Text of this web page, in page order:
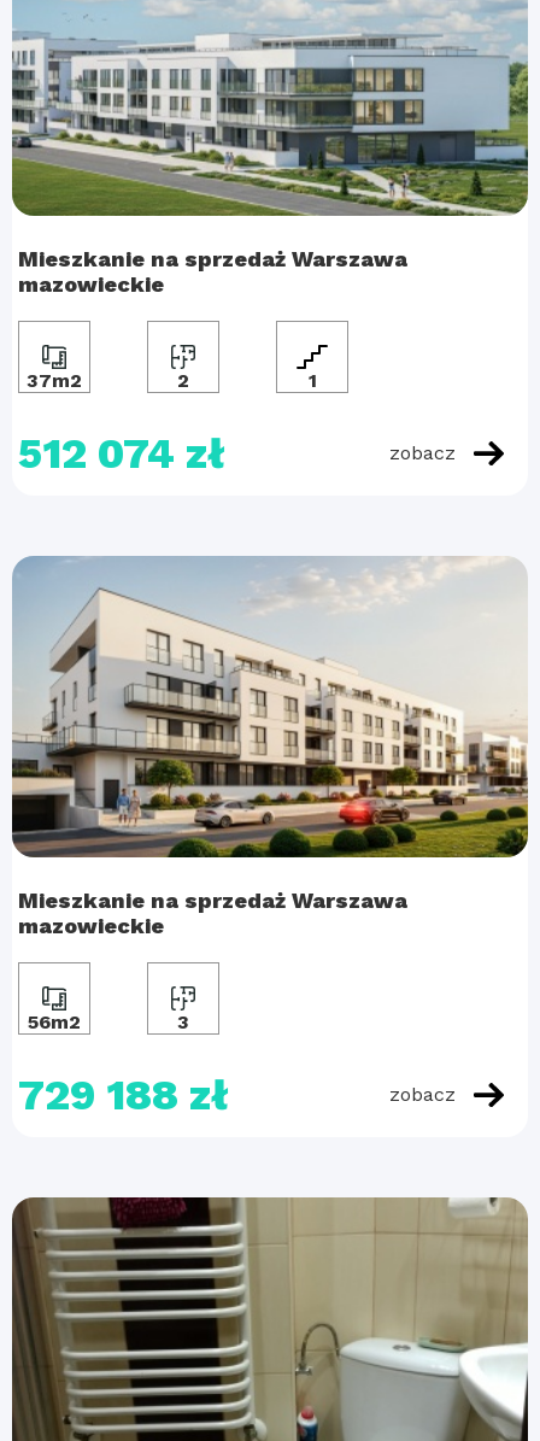
Mieszkanie na sprzedaż Warszawa
mazowieckie
37m2 2 1
512 074 zł zobacz
Mieszkanie na sprzedaż Warszawa
mazowieckie
56m2 3
729 188 zł zobacz